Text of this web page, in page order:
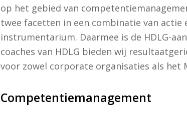
op het gebied van
twee facetten in een combinatie van
instrumentarium. Daarmee is de HDLG-
coaches van HDLG bieden wij
voor zowel corporate organisaties als het
Competentiemanagement